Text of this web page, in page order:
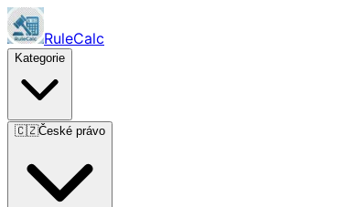
RuleCalc
Kategorie
🇨🇿České právo